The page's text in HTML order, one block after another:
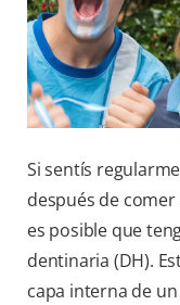
Si sentís
después de
es posible que
dentinaria (DH).
capa interna de